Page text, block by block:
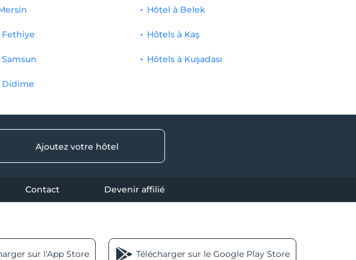
Fethiye
Didime
Hôtel à Belek
Hôtels à Kaş
Hôtels à Kuşadası
Ajoutez votre hôtel
Contact Devenir affilié
sur l'App Store Télécharger sur le Google Play Store